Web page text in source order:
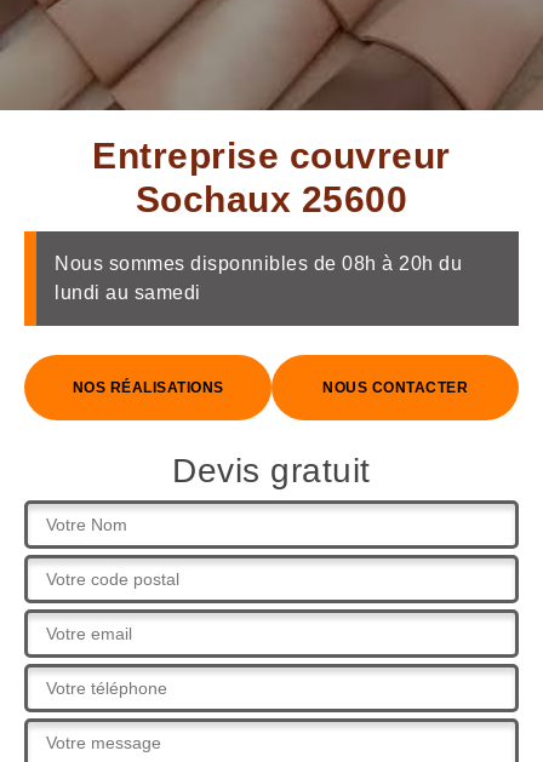
Entreprise couvreur
Sochaux 25600
Nous sommes disponnibles de 08h à 20h du
lundi au samedi
NOS RÉALISATIONS NOUS CONTACTER
Devis gratuit